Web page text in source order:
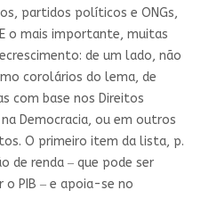
partidos políticos e ONGs,
o mais importante, muitas
de um lado, não
corolários do lema, de
com base nos Direitos
Democracia, ou em outros
O primeiro item da lista, p.
de renda ‒ que pode ser
PIB ‒ e apoia-se no